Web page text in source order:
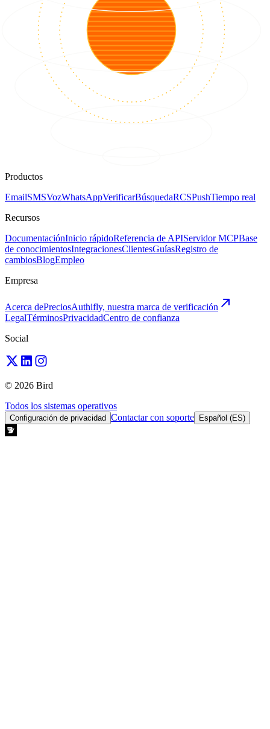
Productos
EmailSMSVozWhatsAppVerificarBúsquedaRCSPushTiempo real
Recursos
DocumentaciónInicio rápidoReferencia de APIServidor MCPBase
de conocimientosIntegracionesClientesGuíasRegistro de
cambiosBlogEmpleo
Empresa
Acerca dePreciosAuthifly, nuestra marca de verificación
LegalTérminosPrivacidadCentro de confianza
Social
© 2026 Bird
Todos los sistemas operativos
Configuración de privacidad Contactar con soporte Español (ES)